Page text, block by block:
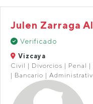
Julen Zarraga
Verificado
Vizcaya
Civil | Divorcios | Penal
| Bancario |